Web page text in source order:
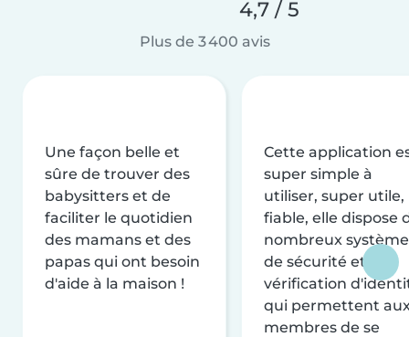
4,7 / 5
Plus de 3 400 avis
Une façon belle et
sûre de trouver des
babysitters et de
faciliter le quotidien
des mamans et des
papas qui ont besoin
d'aide à la maison !
Cette application
super simple à
utiliser, super utile,
fiable, elle dispose
nombreux
de sécurité et de
vérification
qui permettent
membres de se